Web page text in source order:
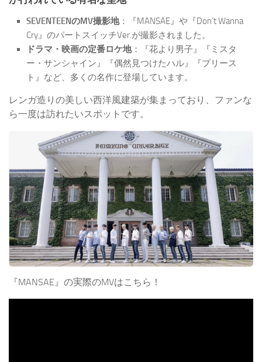
SEVENTEENのMV撮影地：『MANSAE』や『Don’t Wanna
Cry』のパートスイッチVer.が撮影されました。
ドラマ・映画の定番ロケ地：『花より男子』『ミスタ
ー・サンシャイン』『偶然見つけたハル』『プリース
ト』など、多くの名作に登場しています。
レンガ造りの美しい西洋風建築が集まっており、ファンな
ら一度は訪れたいスポットです。
『MANSAE』の実際のMVはこちら！